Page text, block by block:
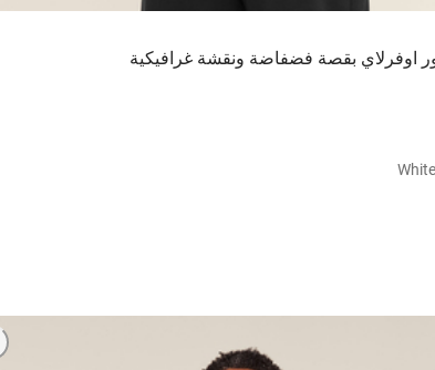
اوفرلاي بقصة فضفاضة ونقشة غرافيكية